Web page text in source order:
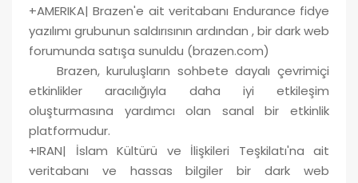
+AMERIKA| Brazen'e ait veritabanı Endurance fidye
yazılımı grubunun saldırısının ardından , bir dark web
forumunda satışa sunuldu (brazen.com)
Brazen, kuruluşların sohbete dayalı çevrimiçi
etkinlikler aracılığıyla daha iyi etkileşim
oluşturmasına yardımcı olan sanal bir etkinlik
platformudur.
+IRAN| İslam Kültürü ve İlişkileri Teşkilatı'na ait
veritabanı ve hassas bilgiler bir dark web